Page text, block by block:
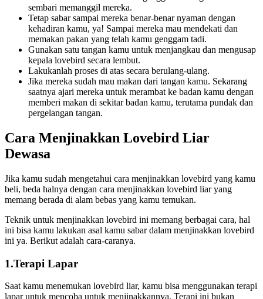
sembari memanggil mereka.
Tetap sabar sampai mereka benar-benar nyaman dengan
kehadiran kamu, ya! Sampai mereka mau mendekati dan
memakan pakan yang telah kamu genggam tadi.
Gunakan satu tangan kamu untuk menjangkau dan mengusap
kepala lovebird secara lembut.
Lakukanlah proses di atas secara berulang-ulang.
Jika mereka sudah mau makan dari tangan kamu. Sekarang
saatnya ajari mereka untuk merambat ke badan kamu dengan
memberi makan di sekitar badan kamu, terutama pundak dan
pergelangan tangan.
Cara Menjinakkan Lovebird Liar
Dewasa
Jika kamu sudah mengetahui cara menjinakkan lovebird yang kamu
beli, beda halnya dengan cara menjinakkan lovebird liar yang
memang berada di alam bebas yang kamu temukan.
Teknik untuk menjinakkan lovebird ini memang berbagai cara, hal
ini bisa kamu lakukan asal kamu sabar dalam menjinakkan lovebird
ini ya. Berikut adalah cara-caranya.
1.Terapi Lapar
Saat kamu menemukan lovebird liar, kamu bisa menggunakan terapi
lapar untuk mencoba untuk menjinakkannya. Terapi ini bukan